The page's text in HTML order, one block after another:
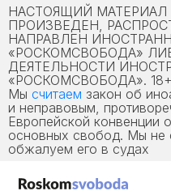
НАСТОЯЩИЙ
ПРОИЗВЕДЕН,
НАПРАВЛЕН
«РОСКОМСВОБОДА»
ДЕЯТЕЛЬНОСТИ
«РОСКОМСВОБОДА». 18+
Мы считаем закон об
и неправовым,
Европейской конвенции
основных свобод. Мы не
обжалуем его в судах